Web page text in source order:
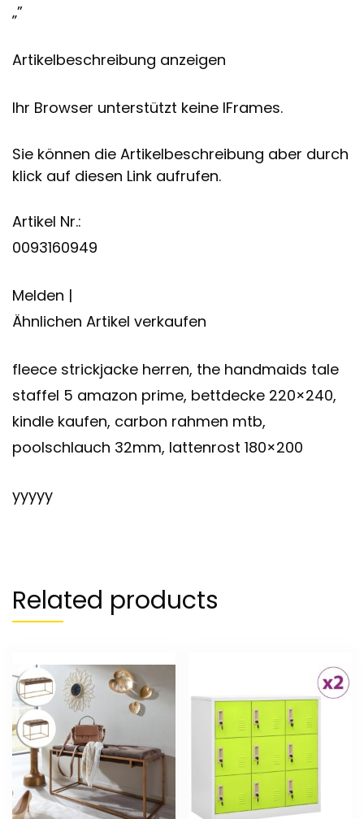
„”
Artikelbeschreibung anzeigen
Ihr Browser unterstützt keine IFrames.
Sie können die Artikelbeschreibung aber durch
klick auf diesen Link aufrufen.
Artikel Nr.:
0093160949
Melden |
Ähnlichen Artikel verkaufen
fleece strickjacke herren, the handmaids tale
staffel 5 amazon prime, bettdecke 220×240,
kindle kaufen, carbon rahmen mtb,
poolschlauch 32mm, lattenrost 180×200
yyyyy
Related products